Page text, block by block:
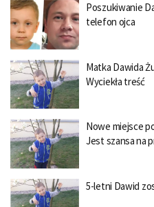
Poszukiwanie
telefon ojca
Matka Dawida
Wyciekła treść
Nowe miejsce
Jest szansa na
5-letni Dawid